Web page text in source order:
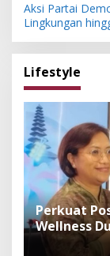
Aksi Partai
Lingkungan
Lifestyle
Perkuat
Wellness
Exhibitor